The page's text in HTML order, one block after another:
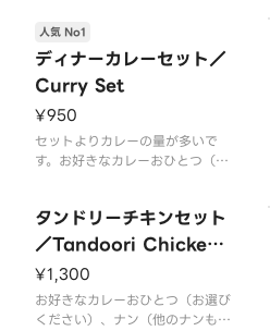
ディナーカレーセット／
Curry Set
人気 No1
¥950
セットよりカレーの量が多いで
す。お好きなカレーおひとつ（お
タンドリーチキンセット
／Tandoori Chicken
Set
¥1,300
お好きなカレーおひとつ（お選び
ください）、ナン（他のナンもご